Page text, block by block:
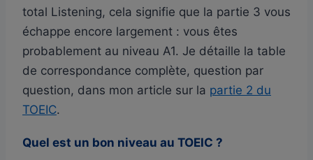
total Listening, cela signifie que la partie 3 vous
échappe encore largement : vous êtes
probablement au niveau A1. Je détaille la table
de correspondance complète, question par
question, dans mon article sur la partie 2 du
TOEIC.
Quel est un bon niveau au TOEIC ?